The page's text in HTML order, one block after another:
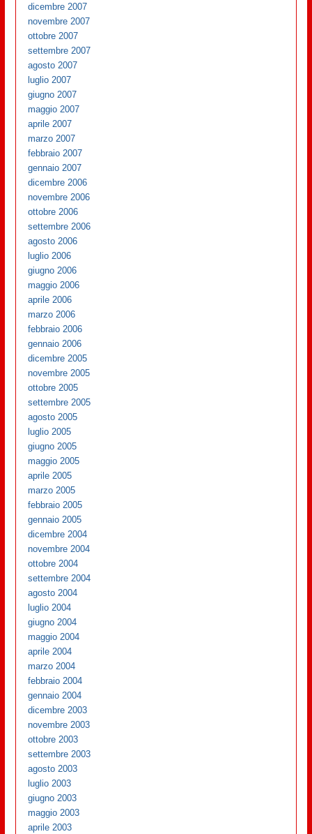
dicembre 2007
novembre 2007
ottobre 2007
settembre 2007
agosto 2007
luglio 2007
giugno 2007
maggio 2007
aprile 2007
marzo 2007
febbraio 2007
gennaio 2007
dicembre 2006
novembre 2006
ottobre 2006
settembre 2006
agosto 2006
luglio 2006
giugno 2006
maggio 2006
aprile 2006
marzo 2006
febbraio 2006
gennaio 2006
dicembre 2005
novembre 2005
ottobre 2005
settembre 2005
agosto 2005
luglio 2005
giugno 2005
maggio 2005
aprile 2005
marzo 2005
febbraio 2005
gennaio 2005
dicembre 2004
novembre 2004
ottobre 2004
settembre 2004
agosto 2004
luglio 2004
giugno 2004
maggio 2004
aprile 2004
marzo 2004
febbraio 2004
gennaio 2004
dicembre 2003
novembre 2003
ottobre 2003
settembre 2003
agosto 2003
luglio 2003
giugno 2003
maggio 2003
aprile 2003